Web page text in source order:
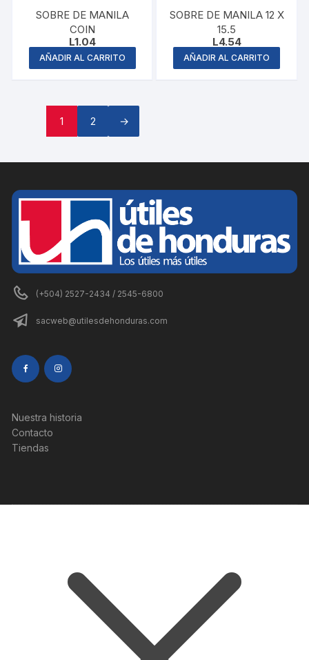
SOBRE DE MANILA
COIN
L1.04
AÑADIR AL CARRITO
SOBRE DE MANILA 12 X
15.5
L4.54
AÑADIR AL CARRITO
1 2 →
(+504) 2527-2434 / 2545-6800
sacweb@utilesdehonduras.com
Nuestra historia
Contacto
Tiendas